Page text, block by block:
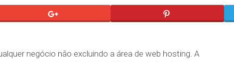
negócio não excluindo a área de web hosting. A